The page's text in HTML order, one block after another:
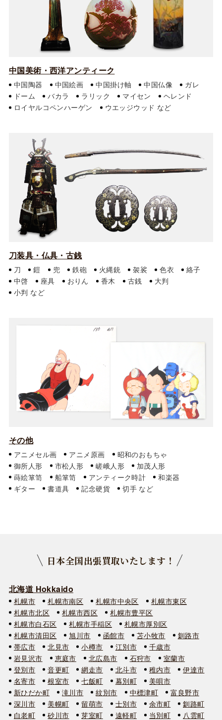
中国美術・西洋アンティーク
中国陶器 中国絵画 中国掛け軸 中国仏像
ガレ
ドーム
バカラ ラリック マイセン
ヘレンド
ロイヤルコペンハーゲン
ウエッジウッド
刀装具・仏具・古銭
刀 鎧 兜 鉄砲 火縄銃 袈裟 色衣
絡子
中啓
座具 おりん 香木 古銭
大判
小判
その他
アニメセル画 アニメ原画
昭和のおもちゃ
御所人形
市松人形 嵯峨人形
加茂人形
蒔絵箪笥
船箪笥 アンティーク時計
和楽器
ギター
書道具 記念硬貨 切手
日本全国出張買取いたします！
北海道 Hokkaido
札幌市 札幌市南区 札幌市中央区
札幌市東区
札幌市北区
札幌市西区
札幌市豊平区
札幌市白石区
札幌市手稲区
札幌市厚別区
札幌市清田区
旭川市 函館市 苫小牧市
釧路市
帯広市
北見市 小樽市 江別市
千歳市
岩見沢市
恵庭市 北広島市 石狩市
室蘭市
登別市
音更町 網走市 北斗市 稚内市
伊達市
名寄市
根室市 七飯町 幕別町
美唄市
新ひだか町
滝川市 紋別市 中標津町
富良野市
深川市
美幌町 留萌市 士別市 余市町
釧路町
白老町
砂川市 芽室町 遠軽町 当別町 八雲町